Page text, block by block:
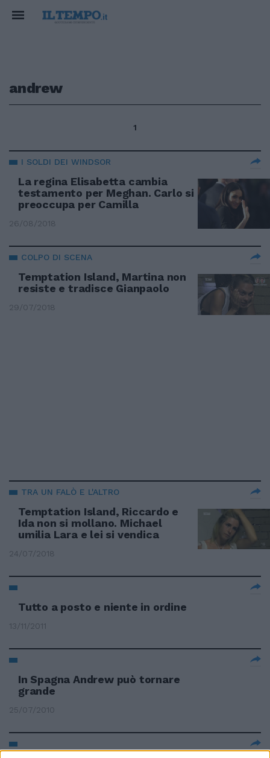
andrew
1
I SOLDI DEI WINDSOR
La regina Elisabetta cambia
testamento per Meghan. Carlo si
preoccupa per Camilla
26/08/2018
COLPO DI SCENA
Temptation Island, Martina non
resiste e tradisce Gianpaolo
29/07/2018
TRA UN FALÒ E L'ALTRO
Temptation Island, Riccardo e
Ida non si mollano. Michael
umilia Lara e lei si vendica
24/07/2018
Tutto a posto e niente in ordine
13/11/2011
In Spagna Andrew può tornare
grande
25/07/2010